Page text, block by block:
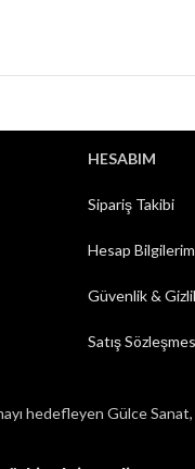
HESABIM
Sipariş Takibi
Hesap Bilgilerim
Güvenlik &
Satış
hedefleyen Gülce